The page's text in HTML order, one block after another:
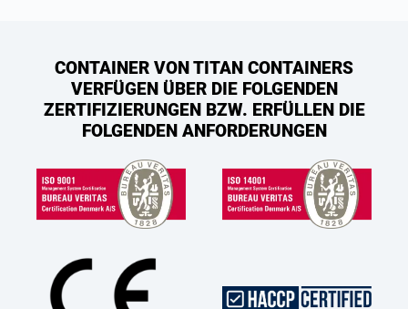
CONTAINER VON TITAN CONTAINERS
VERFÜGEN ÜBER DIE FOLGENDEN
ZERTIFIZIERUNGEN BZW. ERFÜLLEN DIE
FOLGENDEN ANFORDERUNGEN